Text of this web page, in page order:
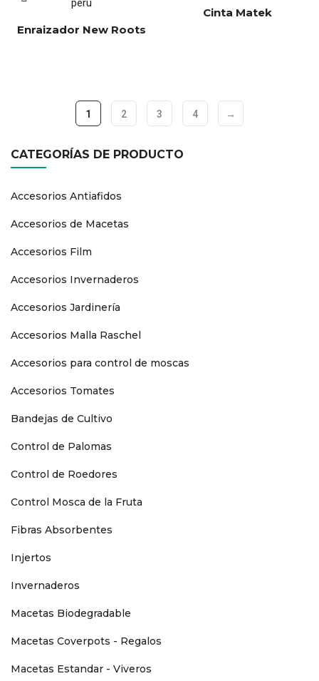
Enraizador New Roots
Cinta Matek
1 2 3 4 →
CATEGORÍAS DE PRODUCTO
Accesorios Antiafidos
Accesorios de Macetas
Accesorios Film
Accesorios Invernaderos
Accesorios Jardinería
Accesorios Malla Raschel
Accesorios para control de moscas
Accesorios Tomates
Bandejas de Cultivo
Control de Palomas
Control de Roedores
Control Mosca de la Fruta
Fibras Absorbentes
Injertos
Invernaderos
Macetas Biodegradable
Macetas Coverpots - Regalos
Macetas Estandar - Viveros